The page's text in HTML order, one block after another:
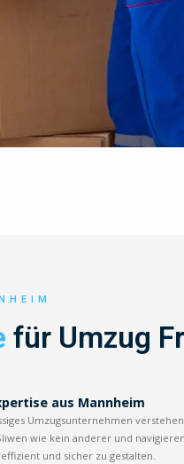
für Umzug
aus Mannheim
Umzugsunternehmen
wie kein anderer und
und sicher zu gestalten.